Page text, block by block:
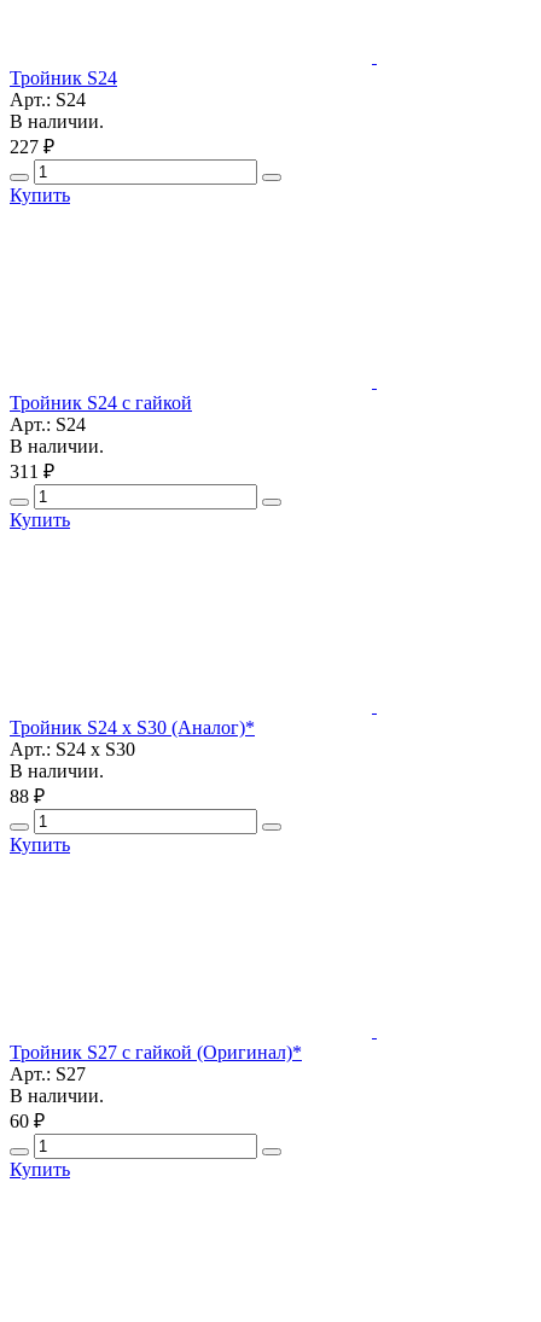
Тройник S24
Арт.: S24
В наличии.
227 ₽
Купить
Тройник S24 с гайкой
Арт.: S24
В наличии.
311 ₽
Купить
Тройник S24 х S30 (Аналог)*
Арт.: S24 х S30
В наличии.
88 ₽
Купить
Тройник S27 с гайкой (Оригинал)*
Арт.: S27
В наличии.
60 ₽
Купить